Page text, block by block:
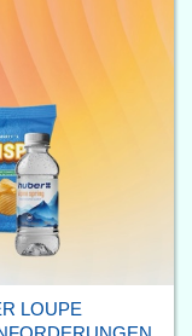
LOUPE